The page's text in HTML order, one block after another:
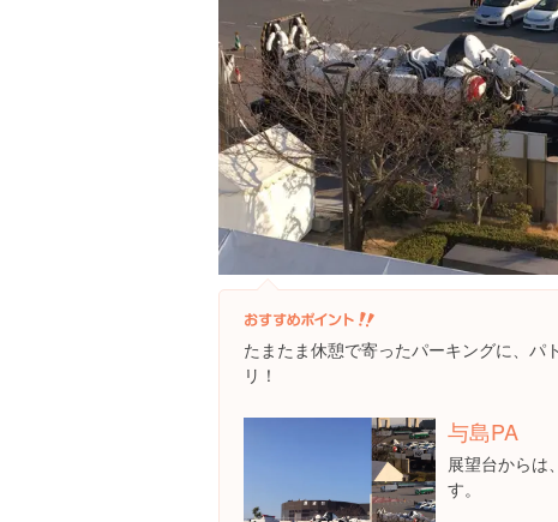
たまたま休憩で寄ったパーキングに、パ
リ！
与島PA
展望台からは
す。